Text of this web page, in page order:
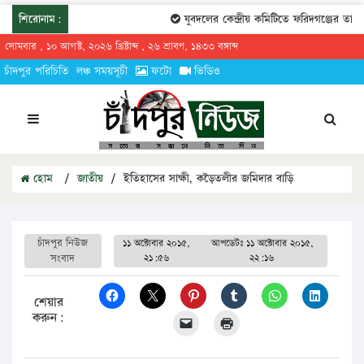
শিরোনাম: যুবদলের কেন্দ্রীয় কমিটিতে ফরিদগঞ্জের
সোমবার , ১০ আগস্ট, ২০২৬ খ্রিষ্টাব্দ , ২৬ শ্রাবণ, ১৪৩৩ বঙ্গাব্দ
চাঁদপুর পরিচিতি লঞ্চ সময়সূচী ফটো ভিডিও
হোম / জাতীয় / ইতিহাসের সাক্ষী, কড়ৈতলীর জমিদার বাড়ি
চাঁদপুর নিউজ
সংবাদ
১১ অক্টোবার ২০১৫,
২১:৫৬
আপডেটঃ ১১ অক্টোবার ২০১৫,
২২:১৬
শেয়ার
করুন: